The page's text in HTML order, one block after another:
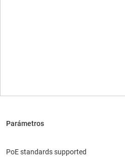
PoE standards supported